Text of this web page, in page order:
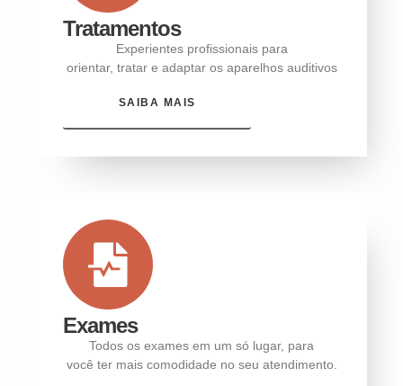
Tratamentos
Experientes profissionais para
orientar, tratar e adaptar os aparelhos auditivos
SAIBA MAIS
Exames
Todos os exames em um só lugar, para
você ter mais comodidade no seu atendimento.